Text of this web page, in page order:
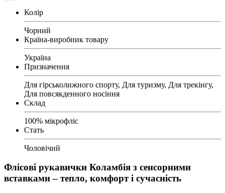
Колір
Чорний
Країна-виробник товару
Україна
Призначення
Для гірськолижного спорту, Для туризму, Для трекінгу,
Для повсякденного носіння
Склад
100% мікрофліс
Стать
Чоловічий
Флісові рукавички Коламбія з сенсорними
вставками – тепло, комфорт і сучасність